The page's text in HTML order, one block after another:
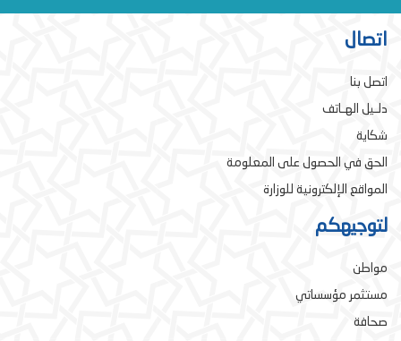
اتصال
اتصل بنا
دلـيل الهـاتف
شكاية
الحق في الحصول على المعلومة
المواقع الإلكترونية للوزارة
لتوجيهكم
مواطن
مستثمر مؤسساتي
صحافة